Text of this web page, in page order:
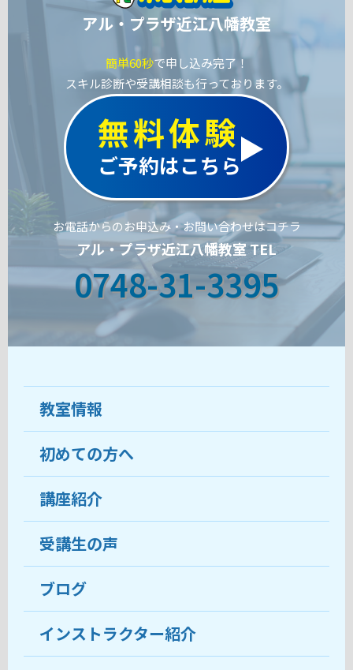
アル・プラザ近江八幡教室
簡単60秒で申し込み完了！
スキル診断や受講相談も行っております。
無料体験
ご予約はこちら
お電話からのお申込み・お問い合わせはコチラ
アル・プラザ近江八幡教室 TEL
0748-31-3395
教室情報
教室について
受講生の声
おすすめ・人気の講座
目的から講座を探す
教室ブログ
初めての方へ
ココがおすすめ
料金
受講までの流れ
よくあるご質問
講座紹介
受講生の声
ブログ
インストラクター紹介